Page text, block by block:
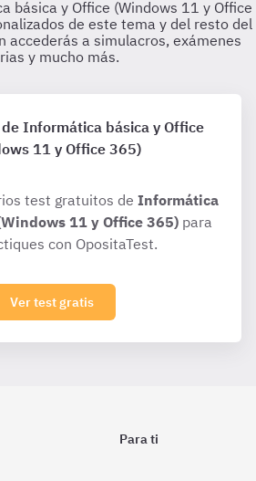
Informática básica y Office
11 y Office 365)
test gratuitos de Informática
11 y Office 365)para
con OpositaTest.
Ver test gratis
Para ti